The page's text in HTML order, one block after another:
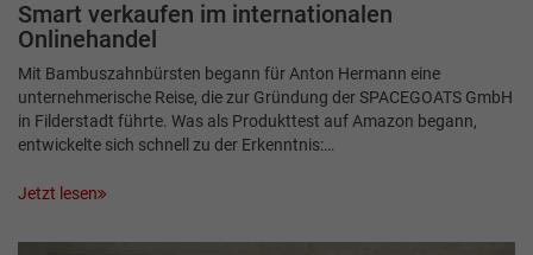
Smart verkaufen im internationalen
Onlinehandel
Mit Bambuszahnbürsten begann für Anton Hermann eine
unternehmerische Reise, die zur Gründung der SPACEGOATS GmbH
in Filderstadt führte. Was als Produkttest auf Amazon begann,
entwickelte sich schnell zu der Erkenntnis:…
Jetzt lesen